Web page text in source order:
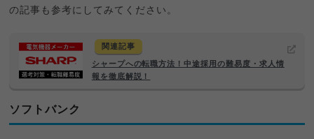
の記事も参考にしてみてください。
関連記事
シャープへの転職方法！中途採用の難易度・求人情
報を徹底解説！
ソフトバンク